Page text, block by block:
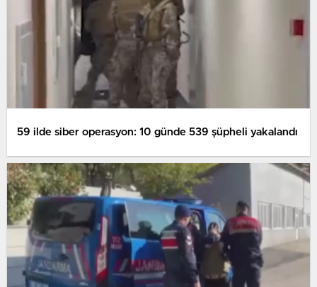
59 ilde siber operasyon: 10 günde 539 şüpheli yakalandı